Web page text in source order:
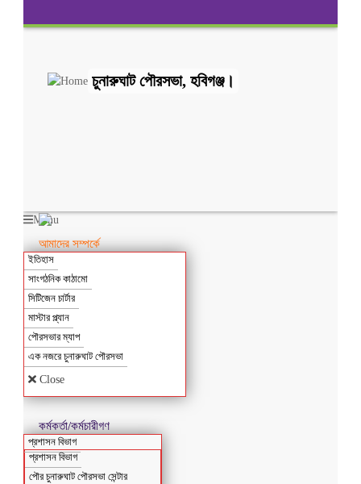
চুনারুঘাট পৌরসভা, হবিগঞ্জ।
Menu
আমাদের সম্পর্কে
ইতিহাস
সাংগঠনিক কাঠামো
সিটিজেন চার্টার
মাস্টার প্ল্যান
পৌরসভার ম্যাপ
এক নজরে চুনারুঘাট পৌরসভা
Close
কর্মকর্তা/কর্মচারীগণ
প্রশাসন বিভাগ
প্রশাসন বিভাগ
পৌর চুনারুঘাট পৌরসভা সেন্টার